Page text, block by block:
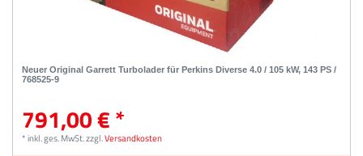
Neuer Original Garrett Turbolader für Perkins Diverse 4.0 / 105 kW, 143 PS /
768525-9
791,00 € *
*inkl. ges. MwSt.zzgl.Versandkosten